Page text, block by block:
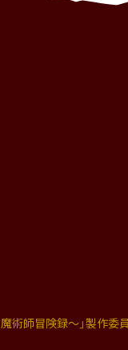
術師冒険録～」製作委